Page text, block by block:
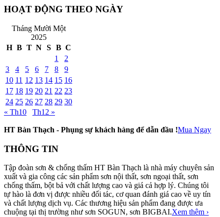
HOẠT ĐỘNG THEO NGÀY
Tháng Mười Một
2025
H B T N S B C
1
2
3
4 5 6 7 8
9
10 11 12 13 14 15 16
17 18 19 20 21 22 23
24 25 26 27 28 29 30
« Th10
Th12 »
HT Bàn Thạch - Phụng sự khách hàng để dẫn đầu !Mua Ngay
THÔNG TIN
Tập đoàn sơn & chống thấm HT Bàn Thạch là nhà máy chuyên sản
xuất và gia công các sản phẩm sơn nội thất, sơn ngoại thất, sơn
chống thấm, bột bả với chất lượng cao và giá cả hợp lý. Chúng tôi
tự hào là đơn vị được nhiều đối tác, cơ quan đánh giá cao về uy tín
và chất lượng dịch vụ. Các thương hiệu sản phẩm đang được ưa
chuộng tại thị trường như sơn SOGUN, sơn BIGBAI.Xem thêm ›